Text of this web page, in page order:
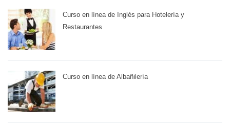
Curso en línea de Inglés para Hotelería y
Restaurantes
Curso en línea de Albañilería